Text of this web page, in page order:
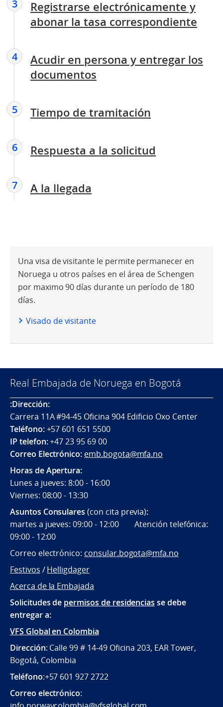
3
Registrarse electrónicamente y
abonar la tasa correspondiente
4
Acudir en persona y entregar los
documentos
5 Tiempo de tramitación
6 Respuesta a la solicitud
7 A la llegada
Una visa de visitante le permite permanecer en
Noruega u otros países en el área de Schengen
por maximo 90 días durante un período de 180
días.
Visado de visitante
Real Embajada de Noruega en Bogotá
:Dirección:
Carrera 11A #94-45 Oficina 904 Edificio Oxo Center
Teléfono:+57 601 651 5500
IP telefon:+47 23 95 69 00
Correo Electrónico: emb.bogota@mfa.no
Horas de Apertura:
Lunes a jueves: 8:00 - 16:00
Viernes: 08:00 - 13:30
Asuntos Consulares(con cita previa):
martes a jueves: 09:00 - 12:00 Atención telefónica:
09:00 - 12:00
Correo electrónico: consular.bogota@mfa.no
Festivos /Helligdager
Acerca de la Embajada
Solicitudes de permisos de residencias se debe
entregar a:
VFS Global en Colombia
Dirección: Calle 99 # 14-49 Oficina 203, EAR Tower,
Bogotá, Colombia
Teléfono:+57 601 927 2722
Correo electrónico: